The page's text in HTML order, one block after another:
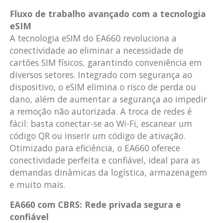
Fluxo de trabalho avançado com a tecnologia
eSIM
A tecnologia eSIM do EA660 revoluciona a
conectividade ao eliminar a necessidade de
cartões SIM físicos, garantindo conveniência em
diversos setores. Integrado com segurança ao
dispositivo, o eSIM elimina o risco de perda ou
dano, além de aumentar a segurança ao impedir
a remoção não autorizada. A troca de redes é
fácil: basta conectar-se ao Wi-Fi, escanear um
código QR ou inserir um código de ativação.
Otimizado para eficiência, o EA660 oferece
conectividade perfeita e confiável, ideal para as
demandas dinâmicas da logística, armazenagem
e muito mais.
EA660 com CBRS: Rede privada segura e
confiável